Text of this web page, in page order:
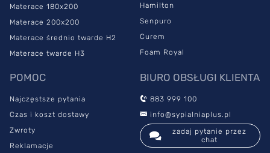
Materace 180x200
Materace 200x200
Materace średnio twarde H2
Materace twarde H3
Hamilton
Senpuro
Curem
Foam Royal
POMOC
Najczęstsze pytania
Czas i koszt dostawy
Zwroty
Reklamacje
BIURO OBSŁUGI KLIENTA
883 999 100
info@sypialniaplus.pl
zadaj pytanie przez
chat